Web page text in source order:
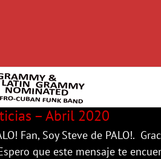
– Abril 2020
Fan, Soy Steve de PALO!.
que este mensaje te